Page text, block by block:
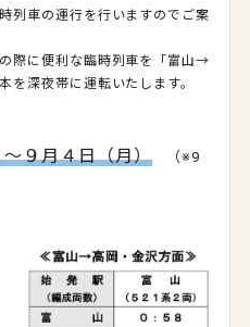
列車の運行を行いますのでご案
際に便利な臨時列車を「富山→
深夜帯に運転いたします。
９月４日（月）
（※9